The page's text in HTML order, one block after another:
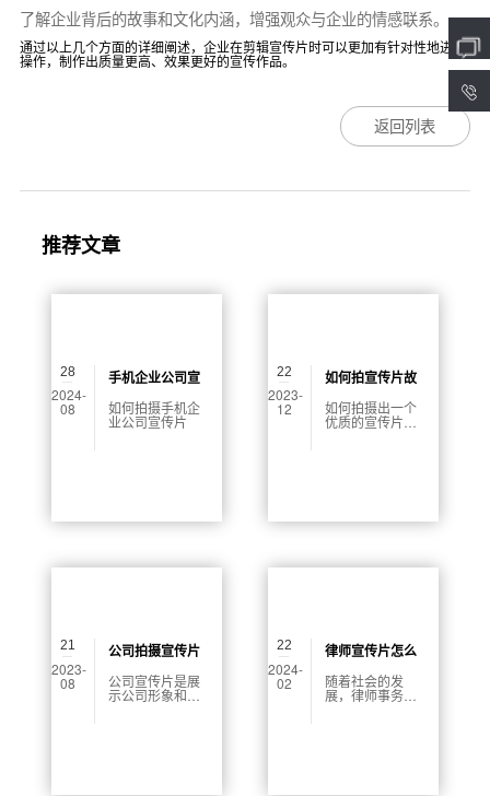
了解企业背后的故事和文化内涵，增强观众与企业的情感联系。
通过以上几个方面的详细阐述，企业在剪辑宣传片时可以更加有针对性地进行
操作，制作出质量更高、效果更好的宣传作品。
返回列表
推荐文章
28
2024-
08
手机企业公司宣
传片怎么拍
如何拍摄手机企
业公司宣传片
22
2023-
12
如何拍宣传片故
事
如何拍摄出一个
优质的宣传片故
事，帮助读者更
程。
21
2023-
08
公司拍摄宣传片
方案怎么写
公司宣传片是展
示公司形象和文
22
2024-
02
律师宣传片怎么
拍摄
随着社会的发
展，律师事务所